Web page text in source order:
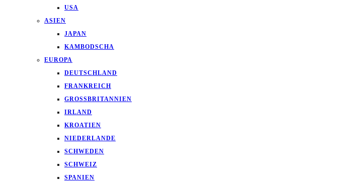
USA
ASIEN
JAPAN
KAMBODSCHA
EUROPA
DEUTSCHLAND
FRANKREICH
GROSSBRITANNIEN
IRLAND
KROATIEN
NIEDERLANDE
SCHWEDEN
SCHWEIZ
SPANIEN